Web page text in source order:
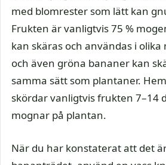
med blomrester som lätt kan
Frukten är vanligtvis 75 %
kan skäras och användas i
och även gröna bananer kan
samma sätt som plantaner.
skördar vanligtvis frukten 7–14
mognar på plantan.
När du har konstaterat att det